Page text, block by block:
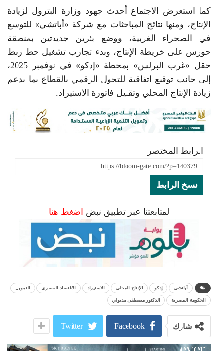
كما استعرض الاجتماع أحدث جهود وزارة البترول لزيادة
الإنتاج، ومنها نتائج المباحثات مع شركة «أباتشي» للتوسع
في الصحراء الغربية، ووضع بئرين جديدتين بمنطقة
حورس على خريطة الإنتاج، وبدء تجارب تشغيل خط ربط
حقل «غرب البرلس» بمحطة «إدكو» في نوفمبر 2025،
إلى جانب توقيع اتفاقية للتحول الرقمي بالقطاع بما يدعم
زيادة الإنتاج المحلي وتقليل فاتورة الاستيراد.
الرابط المختصر
نسخ الرابط
لمتابعتنا عبر تطبيق نبض اضغط هنا
أباتشي إدكو الإنتاج المحلي الاستيراد الاقتصاد المصري التمويل
الحكومة المصرية الدكتور مصطفى مدبولي
شارك Facebook
Twitter